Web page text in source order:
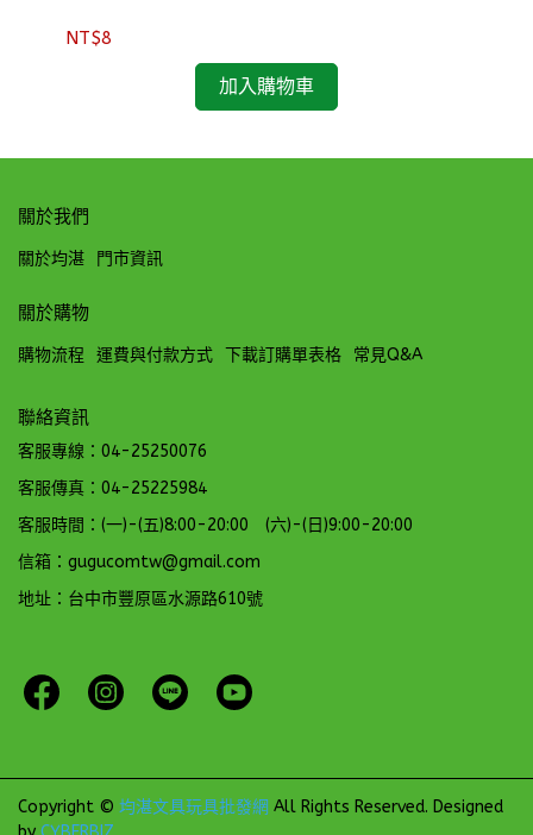
NT$8
加入購物車
關於我們
關於均湛 門市資訊
關於購物
購物流程 運費與付款方式 下載訂購單表格 常見Q&A
聯絡資訊
客服專線：04-25250076
客服傳真：04-25225984
客服時間：(一)-(五)8:00-20:00 (六)-(日)9:00-20:00
信箱：gugucomtw@gmail.com
地址：台中市豐原區水源路610號
Copyright © 均湛文具玩具批發網 All Rights Reserved. Designed